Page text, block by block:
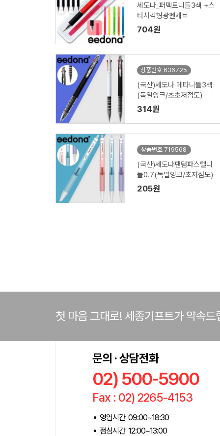
세도나_퍼펙트니들3색 +스
타사각형광펜세트
704원
상품번호 636725
(국산)세도나 메타니들3색
(독일잉크/초초저점도)
314원
상품번호 719568
(국산)세도나팬텀파스텔니
들0.7(독일잉크/초저점도)
205원
첫 마음 그대로! 세종기프트가 약속드
문의 · 상담전화
02) 500-5900
Fax : 02) 2265-4153
영업시간 09:00~18:30
점심시간 12:00~13:00